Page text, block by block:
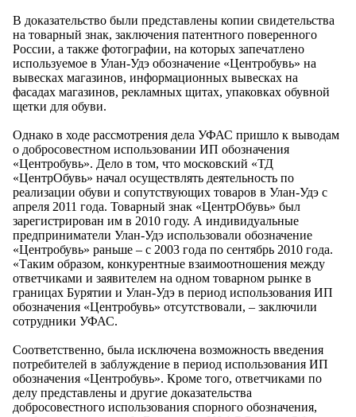
В доказательство были представлены копии свидетельства
на товарный знак, заключения патентного поверенного
России, а также фотографии, на которых запечатлено
используемое в Улан-Удэ обозначение «Центробувь» на
вывесках магазинов, информационных вывесках на
фасадах магазинов, рекламных щитах, упаковках обувной
щетки для обуви.
Однако в ходе рассмотрения дела УФАС пришло к выводам
о добросовестном использовании ИП обозначения
«Центробувь». Дело в том, что московский «ТД
«ЦентрОбувь» начал осуществлять деятельность по
реализации обуви и сопутствующих товаров в Улан-Удэ с
апреля 2011 года. Товарный знак «ЦентрОбувь» был
зарегистрирован им в 2010 году. А индивидуальные
предприниматели Улан-Удэ использовали обозначение
«Центробувь» раньше – с 2003 года по сентябрь 2010 года.
«Таким образом, конкурентные взаимоотношения между
ответчиками и заявителем на одном товарном рынке в
границах Бурятии и Улан-Удэ в период использования ИП
обозначения «Центробувь» отсутствовали, – заключили
сотрудники УФАС.
Соответственно, была исключена возможность введения
потребителей в заблуждение в период использования ИП
обозначения «Центробувь». Кроме того, ответчиками по
делу представлены и другие доказательства
добросовестного использования спорного обозначения,